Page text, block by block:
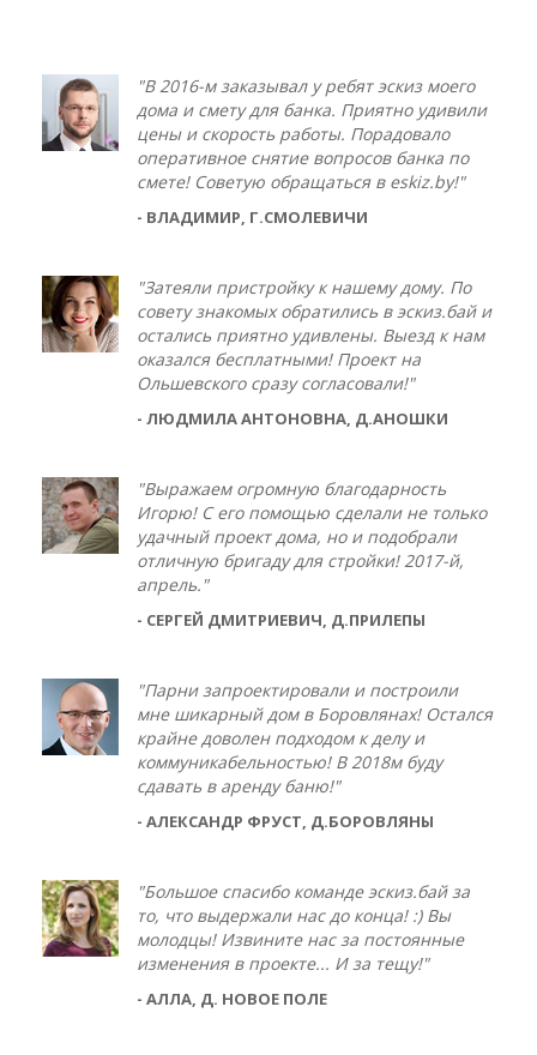
"В 2016-м заказывал у ребят эскиз моего
дома и смету для банка. Приятно удивили
цены и скорость работы. Порадовало
оперативное снятие вопросов банка по
смете! Советую обращаться в eskiz.by!"
- ВЛАДИМИР, Г.СМОЛЕВИЧИ
"Затеяли пристройку к нашему дому. По
совету знакомых обратились в эскиз.бай и
остались приятно удивлены. Выезд к нам
оказался бесплатными! Проект на
Ольшевского сразу согласовали!"
- ЛЮДМИЛА АНТОНОВНА, Д.АНОШКИ
"Выражаем огромную благодарность
Игорю! С его помощью сделали не только
удачный проект дома, но и подобрали
отличную бригаду для стройки! 2017-й,
апрель."
- СЕРГЕЙ ДМИТРИЕВИЧ, Д.ПРИЛЕПЫ
"Парни запроектировали и построили
мне шикарный дом в Боровлянах! Остался
крайне доволен подходом к делу и
коммуникабельностью! В 2018м буду
сдавать в аренду баню!"
- АЛЕКСАНДР ФРУСТ, Д.БОРОВЛЯНЫ
"Большое спасибо команде эскиз.бай за
то, что выдержали нас до конца! :) Вы
молодцы! Извините нас за постоянные
изменения в проекте... И за тещу!"
- АЛЛА, Д. НОВОЕ ПОЛЕ